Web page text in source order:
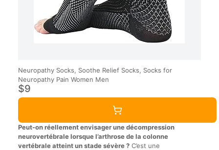
Neuropathy Socks, Soothe Relief Socks, Socks for
Neuropathy Pain Women Men
$9
Peut-on réellement envisager une décompression
neurovertébrale lorsque l’arthrose de la colonne
vertébrale atteint un stade sévère ?C’est une